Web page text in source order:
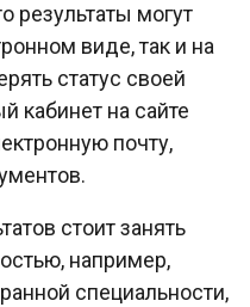
результаты могут
виде, так и на
статус своей
кабинет на сайте
почту,
стоит занять
например,
специальности,